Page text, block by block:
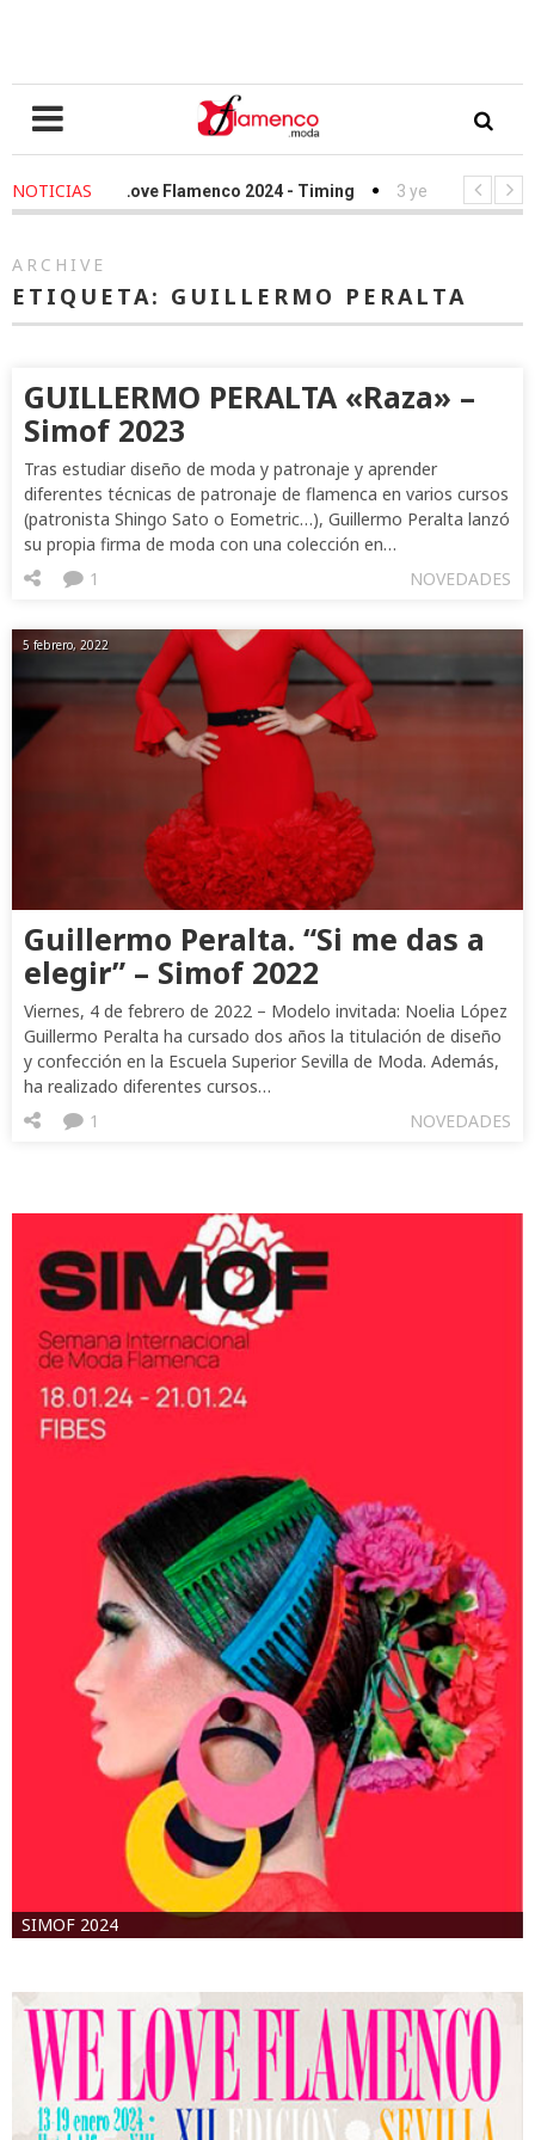
NOTICIAS
ago - We Love Flamenco 2024 - Timing 3 years ago -
ARCHIVE
ETIQUETA: GUILLERMO PERALTA
GUILLERMO PERALTA «Raza» –
Simof 2023
Tras estudiar diseño de moda y patronaje y aprender
diferentes técnicas de patronaje de flamenca en varios cursos
(patronista Shingo Sato o Eometric…), Guillermo Peralta lanzó
su propia firma de moda con una colección en…
NOVEDADES
1
5 febrero, 2022
Guillermo Peralta. “Si me das a
elegir” – Simof 2022
Viernes, 4 de febrero de 2022 – Modelo invitada: Noelia López
Guillermo Peralta ha cursado dos años la titulación de diseño
y confección en la Escuela Superior Sevilla de Moda. Además,
ha realizado diferentes cursos…
NOVEDADES
1
SIMOF 2024